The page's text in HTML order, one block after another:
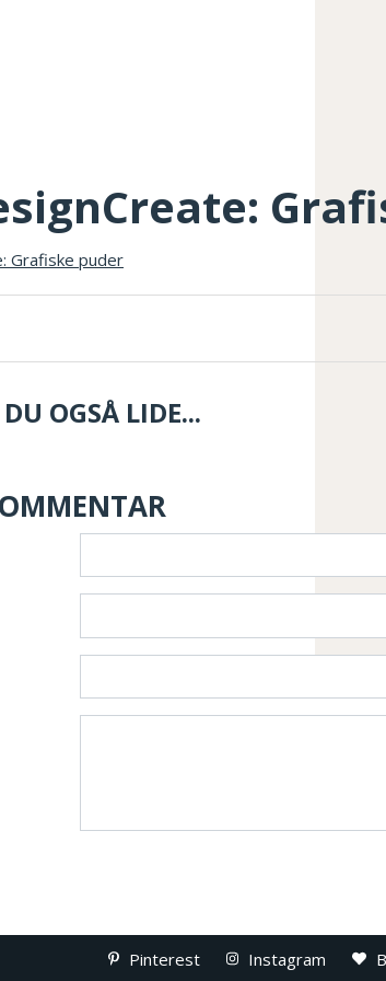
OGSÅ LIDE...
Pinterest Instagram